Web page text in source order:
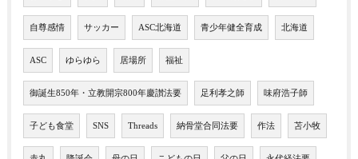
自尊感情 サッカー ASC北海道 青少年健全育成 北海道
ASC ゆらゆら 居場所 福祉
御誕生850年・立教開宗800年慶讃法要 足利孝之師 味府浩子師
子ども食堂 SNS Threads 納骨堂合同法要 作法 苫小牧